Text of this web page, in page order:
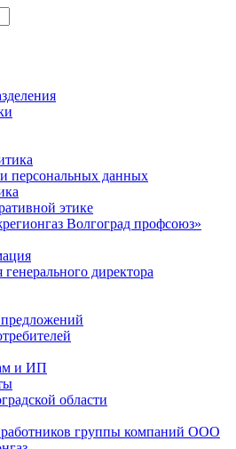
персональных данных
этике
Волгоград профсоюз»
директора
и ИП
области
работников группы компаний ООО